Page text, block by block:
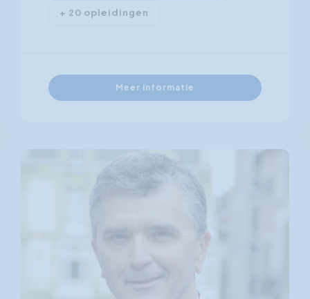
+ 20 opleidingen
Meer informatie